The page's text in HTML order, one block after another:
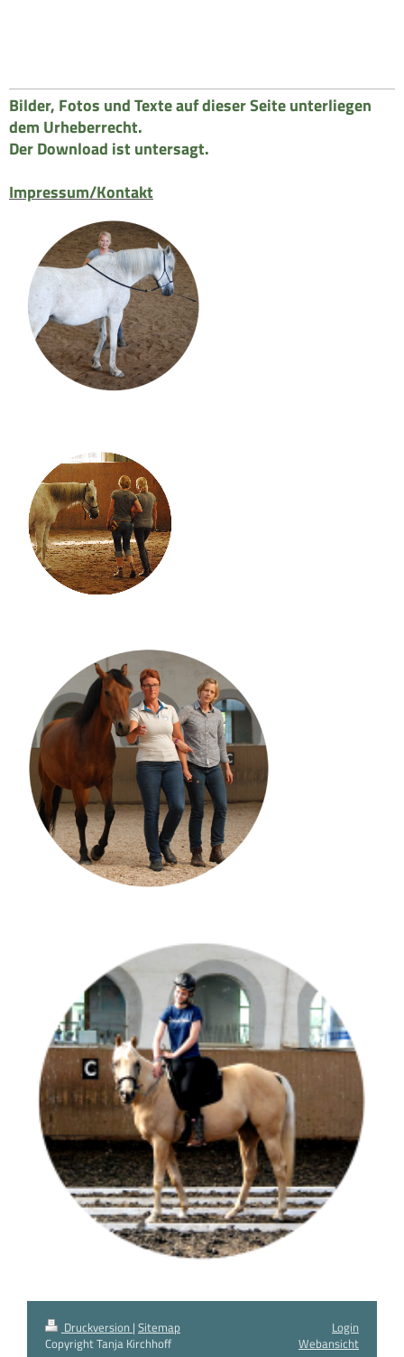
Bilder, Fotos und Texte auf dieser Seite unterliegen
dem Urheberrecht.
Der Download ist untersagt.
Impressum/Kontakt
Druckversion | Sitemap
Copyright Tanja Kirchhoff
Login
Webansicht